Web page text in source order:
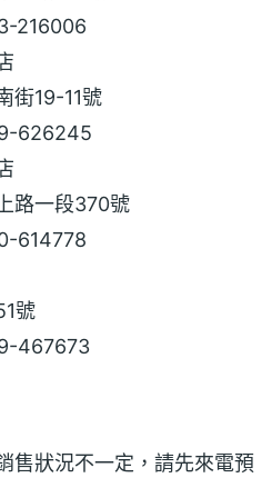
216006
街19-11號
626245
路一段370號
614778
號
467673
售狀況不一定，請先來電預